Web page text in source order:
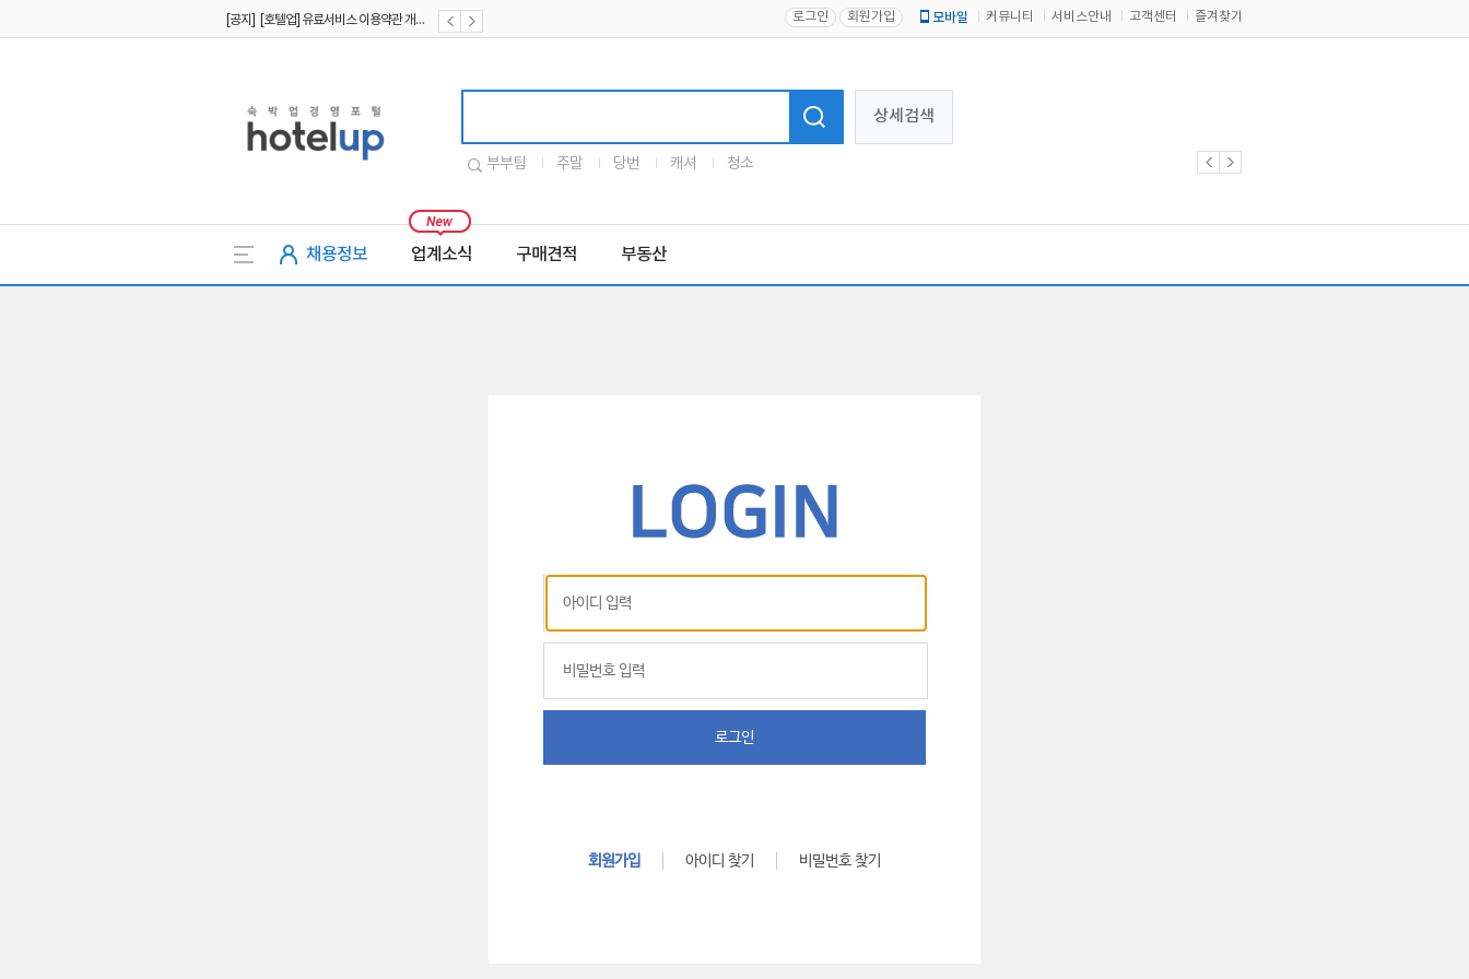
[공지] [호텔업] 유료서비스 이용약관 개정본2 (19.09.02) 로그인 회원가입 모바일 커뮤니티 서비스안내 고객센터 즐겨찾기
상세검색
부부팀 주말 당번 캐셔 청소
채용정보 업계소식 구매견적 부동산
로그인
회원가입 아이디 찾기 비밀번호 찾기